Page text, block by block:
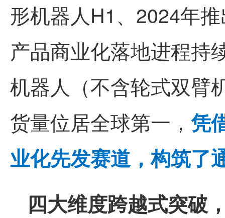
形机器人H1、2024年
产品商业化落地进程持
机器人（不含轮式双臂
货量位居全球第一 ， 凭
业化先发赛道，构筑了
四大维度跨越式突破